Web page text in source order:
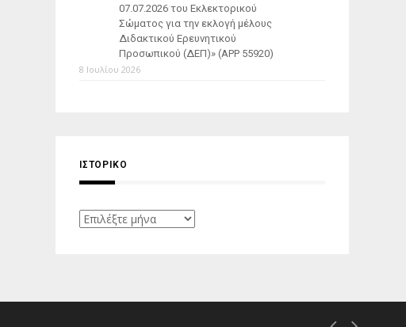
07.07.2026 του Εκλεκτορικού
Σώματος για την εκλογή μέλους
Διδακτικού Ερευνητικού
Προσωπικού (ΔΕΠ)» (APP 55920)
8 Ιουλίου 2026
ΙΣΤΟΡΙΚΌ
Ιστορικό